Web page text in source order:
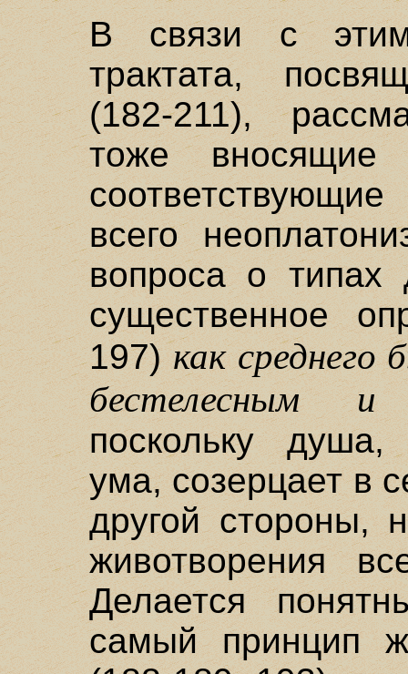
В связи с
трактата,
(182-211),
тоже
всего
вопроса о типах
существенное
197)как
бестелесным
поскольку душа,
ума, созерцает в
другой стороны,
животворения
Делается
самый принцип